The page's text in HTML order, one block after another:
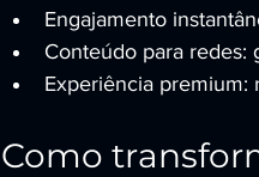
Engajamento
Conteúdo para redes:
Experiência premium:
Como